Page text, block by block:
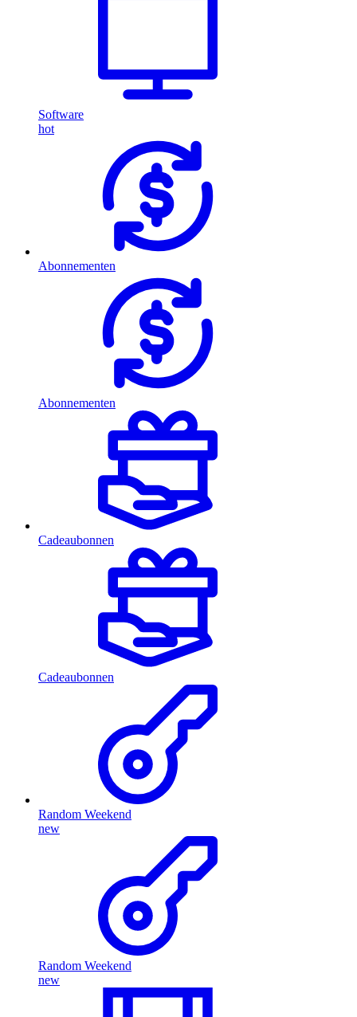
Software
hot
Abonnementen
Abonnementen
Cadeaubonnen
Cadeaubonnen
Random Weekend
new
Random Weekend
new